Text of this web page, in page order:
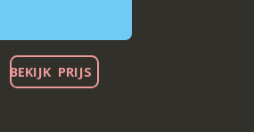
BEKIJK PRIJS